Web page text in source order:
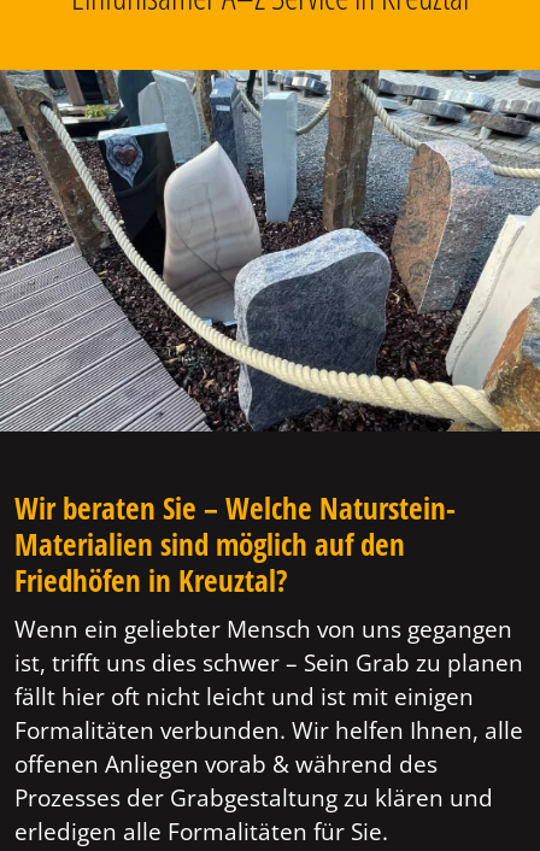
Wir beraten Sie – Welche Naturstein-
Materialien sind möglich auf den
Friedhöfen in Kreuztal?
Wenn ein geliebter Mensch von uns gegangen
ist, trifft uns dies schwer – Sein Grab zu planen
fällt hier oft nicht leicht und ist mit einigen
Formalitäten verbunden. Wir helfen Ihnen, alle
offenen Anliegen vorab & während des
Prozesses der Grabgestaltung zu klären und
erledigen alle Formalitäten für Sie.